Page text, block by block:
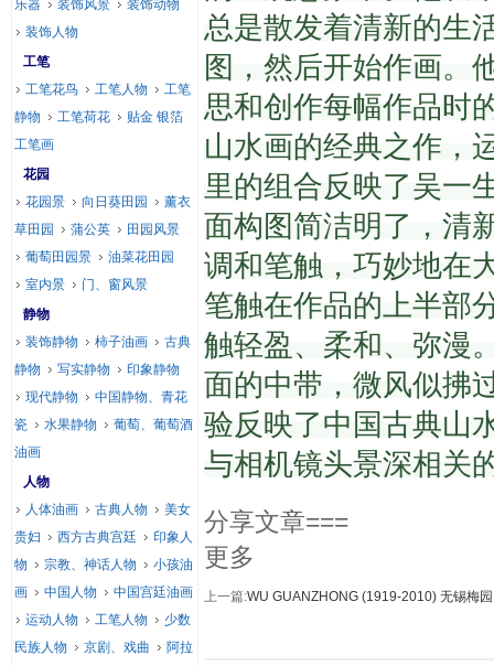
总是散发着清新的生
图，然后开始作画。
思和创作每幅作品时
山水画的经典之作，
里的组合反映了吴一
面构图简洁明了，清
调和笔触，巧妙地在
笔触在作品的上半部
触轻盈、柔和、弥漫
面的中带，微风似拂
验反映了中国古典山
与相机镜头景深相关
分享文章===
更多
上一篇:WU GUANZHONG (1919-2010) 无锡梅园
乐器 装饰风景
装饰动物
装饰人物
工笔
工笔花鸟
工笔人物
工笔
静物
工笔荷花
贴金 银箔
工笔画
花园
花园景
向日葵田园
薰衣
草田园
蒲公英
田园风景
葡萄田园景
油菜花田园
室内景
门、窗风景
静物
装饰静物
柿子油画
古典
静物
写实静物
印象静物
现代静物
中国静物、青花
瓷
水果静物
葡萄、葡萄酒
油画
人物
人体油画
古典人物
美女
贵妇
西方古典宫廷
印象人
物
宗教、神话人物
小孩油
画
中国人物
中国宫廷油画
运动人物
工笔人物
少数
民族人物
京剧、戏曲
阿拉